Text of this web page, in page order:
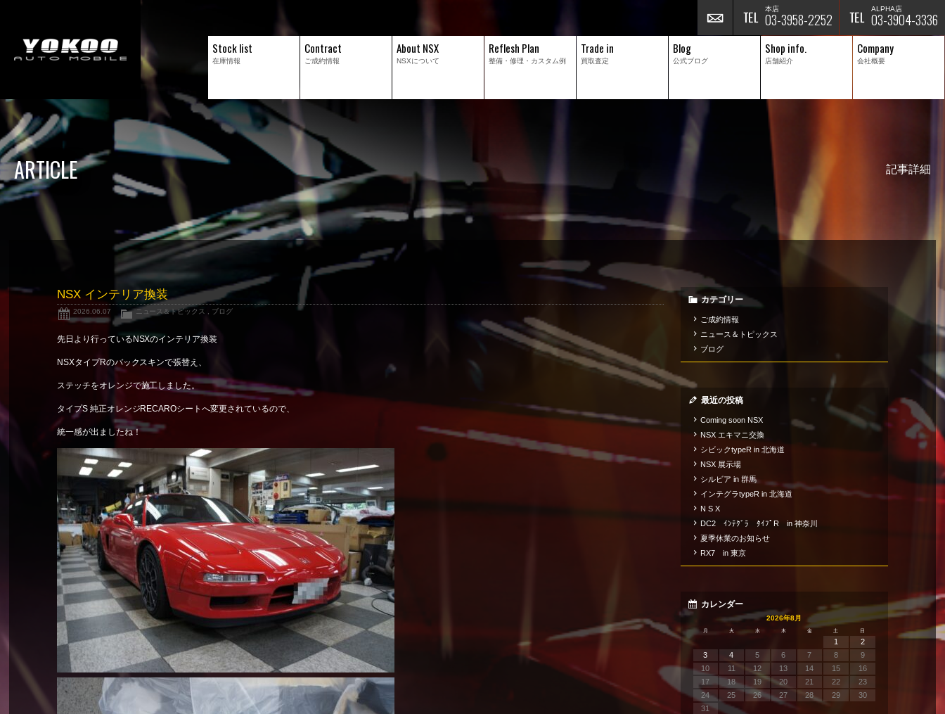
ALPHA店
03-3904-3336
本店
03-3958-2252
Stock list
在庫情報
Contract
ご成約情報
About NSX
NSXについて
Reflesh Plan
整備・修理・ カスタム例
Trade in
買取査定
Blog
公式ブログ
Shop info.
店舗紹介
Company
会社概要
ARTICLE 記事詳細
NSX インテリア換装
2026.06.07 ニュース＆トピックス ブログ
先日より行っているNSXのインテリア換装
NSXタイプRのバックスキンで張替え、
ステッチをオレンジで施工しました。
タイプS 純正オレンジRECAROシートへ変更されているので、
統一感が出ましたね！
カテゴリー
ご成約情報
ニュース＆トピックス
ブログ
最近の投稿
Coming soon NSX
NSX エキマニ交換
シビックtypeR in 北海道
NSX 展示場
シルビア in 群馬
インテグラtypeR in 北海道
N S X
DC2 ｲﾝﾃｸﾞﾗ ﾀｲﾌﾟR in 神奈川
夏季休業のお知らせ
RX7 in 東京
カレンダー
2026年8月
月 火 水 木 金 土 日
1
2
3
4 5 6 7 8
9
10
11 12 13 14 15
16
17
18 19 20 21 22
23
24
25 26 27 28 29
30
31